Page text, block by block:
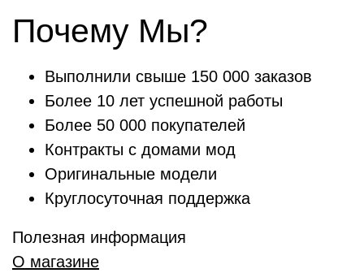
Почему Мы?
Выполнили свыше 150 000 заказов
Более 10 лет успешной работы
Более 50 000 покупателей
Контракты с домами мод
Оригинальные модели
Круглосуточная поддержка
Полезная информация
О магазине